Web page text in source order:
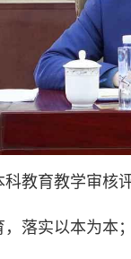
教育教学审核
落实以本为本